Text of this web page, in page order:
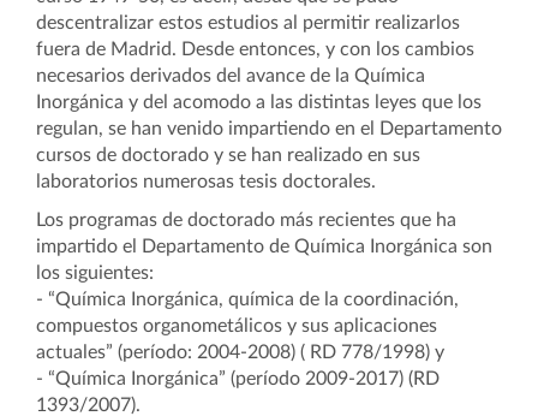
descentralizar estos estudios al permitir realizarlos
fuera de Madrid. Desde entonces, y con los cambios
necesarios derivados del avance de la Química
Inorgánica y del acomodo a las distintas leyes que los
regulan, se han venido impartiendo en el Departamento
cursos de doctorado y se han realizado en sus
laboratorios numerosas tesis doctorales.
Los programas de doctorado más recientes que ha
impartido el Departamento de Química Inorgánica son
los siguientes:
- “Química Inorgánica, química de la coordinación,
compuestos organometálicos y sus aplicaciones
actuales” (período: 2004-2008) ( RD 778/1998) y
- “Química Inorgánica” (período 2009-2017) (RD
1393/2007).